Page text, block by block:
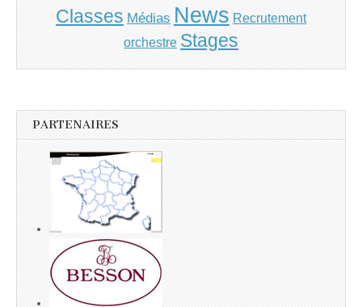
Classes Médias News Recrutement
orchestre Stages
PARTENAIRES